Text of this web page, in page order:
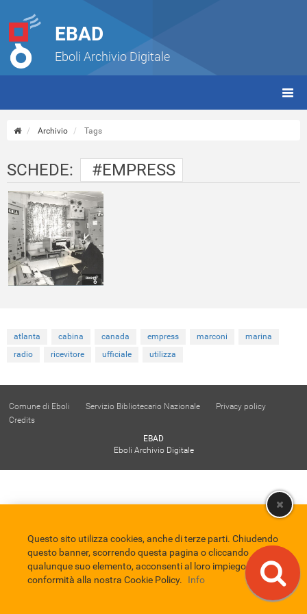
EBAD
Eboli Archivio Digitale
Archivio Tags
SCHEDE: #EMPRESS
atlanta cabina canada empress marconi
marina
radio
ricevitore ufficiale utilizza
Comune di Eboli Servizio Bibliotecario Nazionale
Privacy policy
Credits
EBAD
Eboli Archivio Digitale
Questo sito utilizza cookies, anche di terze parti. Chiudendo
questo banner, scorrendo questa pagina o cliccando
qualunque suo elemento, acconsenti al loro impiego in
conformità alla nostra Cookie Policy.
Info